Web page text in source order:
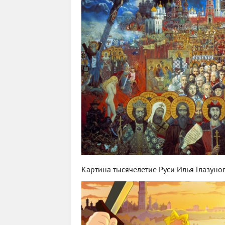
Картина тысячелетие Руси Илья